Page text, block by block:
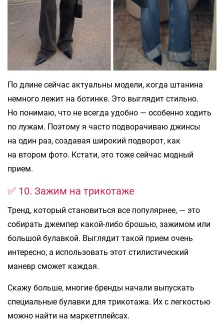
По длине сейчас актуальны модели, когда штанина
немного лежит на ботинке. Это выглядит стильно.
Но понимаю, что не всегда удобно — особенно ходить
по лужам. Поэтому я часто подворачиваю джинсы
на один раз, создавая широкий подворот, как
на втором фото. Кстати, это тоже сейчас модный
прием.
✅ 10. Зажим на трикотаже
Тренд, который становиться все популярнее, — это
собирать джемпер какой-либо брошью, зажимом или
большой булавкой. Выглядит такой прием очень
интересно, а использовать этот стилистический
маневр сможет каждая.
Скажу больше, многие бренды начали выпускать
специальные булавки для трикотажа. Их с легкостью
можно найти на маркетплейсах.